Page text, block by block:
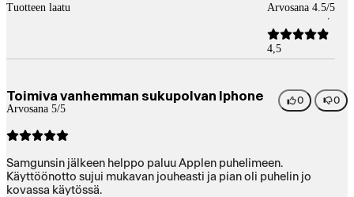
Tuotteen laatu
Arvosana 4.5/5
4,5
Toimiva vanhemman sukupolvan Iphone
Arvosana 5/5
0 0
Samgunsin jälkeen helppo paluu Applen puhelimeen.
Käyttöönotto sujui mukavan jouheasti ja pian oli puhelin jo
kovassa käytössä.